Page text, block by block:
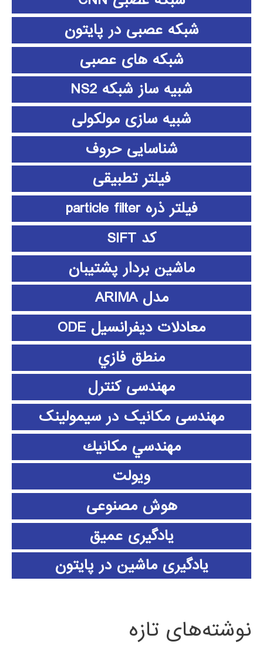
شبکه عصبی در پایتون
شبکه های عصبی
شبیه ساز شبکه NS2
شبیه سازی مولکولی
شناسایی حروف
فیلتر تطبیقی
فیلتر ذره particle filter
کد SIFT
ماشین بردار پشتیبان
مدل ARIMA
معادلات دیفرانسیل ODE
منطق فازي
مهندسی کنترل
مهندسی مکانیک در سیمولینک
مهندسي مكانيك
ویولت
هوش مصنوعی
یادگیری عمیق
یادگیری ماشین در پایتون
نوشته‌های تازه